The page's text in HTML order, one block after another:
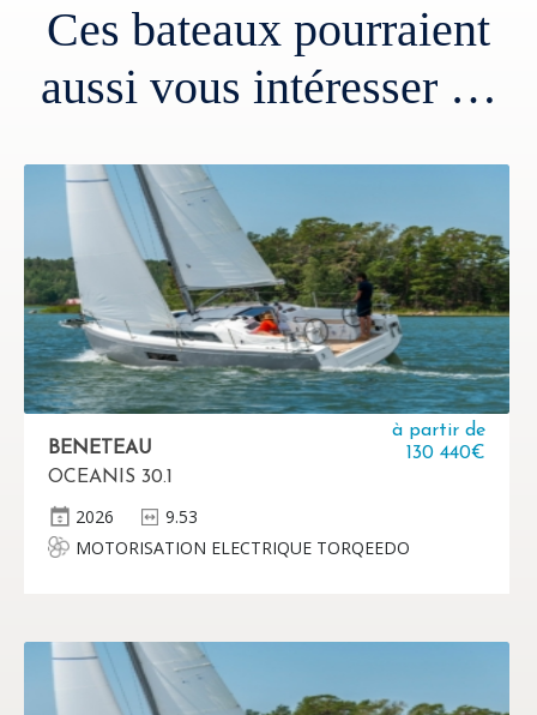
Ces bateaux pourraient
aussi vous intéresser …
BENETEAU
OCEANIS 30.1
à partir de
130 440€
2026
9.53
MOTORISATION ELECTRIQUE TORQEEDO
Hélice fixe 5 pales - Batterie Lithium Power 48-5000
W - Chargeur 650 W - Manette sur console tribord